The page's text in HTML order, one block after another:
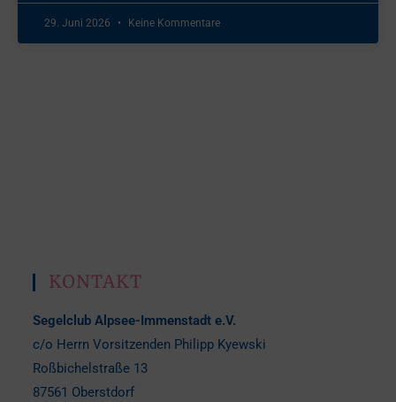
29. Juni 2026 Keine Kommentare
KONTAKT
Segelclub Alpsee-Immenstadt e.V.
c/o Herrn Vorsitzenden Philipp Kyewski
Roßbichelstraße 13
87561 Oberstdorf